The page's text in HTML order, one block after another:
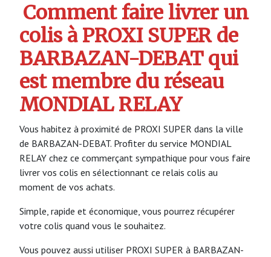
Comment faire livrer un
colis à PROXI SUPER de
BARBAZAN-DEBAT qui
est membre du réseau
MONDIAL RELAY
Vous habitez à proximité de PROXI SUPER dans la ville
de BARBAZAN-DEBAT. Profiter du service MONDIAL
RELAY chez ce commerçant sympathique pour vous faire
livrer vos colis en sélectionnant ce relais colis au
moment de vos achats.
Simple, rapide et économique, vous pourrez récupérer
votre colis quand vous le souhaitez.
Vous pouvez aussi utiliser PROXI SUPER à BARBAZAN-